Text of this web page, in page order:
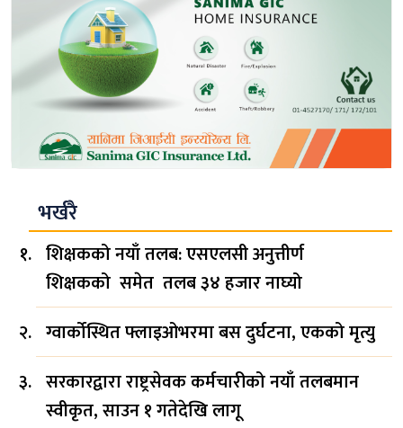
भर्खरै
शिक्षकको नयाँ तलब: एसएलसी अनुत्तीर्ण
शिक्षकको समेत तलब ३४ हजार नाघ्यो
ग्वार्कोस्थित फ्लाइओभरमा बस दुर्घटना, एकको मृत्यु
सरकारद्वारा राष्ट्रसेवक कर्मचारीको नयाँ तलबमान
स्वीकृत, साउन १ गतेदेखि लागू